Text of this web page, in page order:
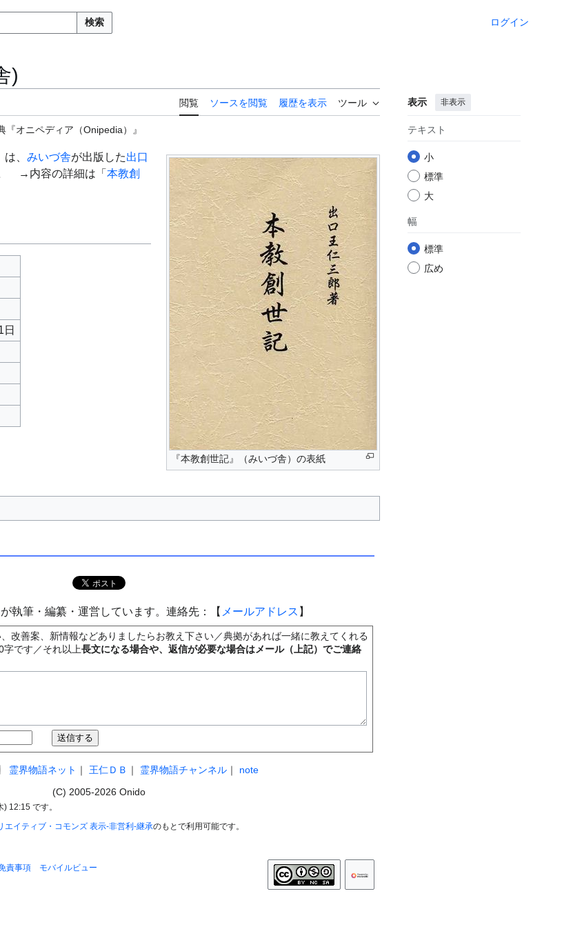
検索 ログイン
)
閲覧 ソースを閲覧 履歴を表示 ツール 表示 非表示
テキスト
小
標準
大
幅
標準
広め
オニペディア（Onipedia）』
『本教創世記』（みいづ舎）の表紙
、 みいづ舎が出版した出口
→内容の詳細は「 本教創
執筆・編纂・運営しています。連絡先：【 メールアドレス 】
改善案、新情報などありましたらお教え下さい／典拠があれば一緒に教えてくれる
字です／それ以上長文になる場合や、返信が必要な場合はメール（上記）でご連絡
霊界物語ネット ｜ 王仁ＤＢ ｜ 霊界物語チャンネル ｜ note
(C) 2005-2026 Onido
12:15 です。
エイティブ・コモンズ 表示-非営利-継承のもとで利用可能です。
責事項 モバイルビュー